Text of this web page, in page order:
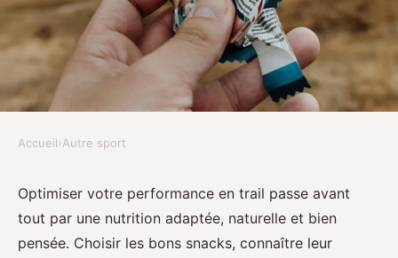
AUTRE SPORT
Nutrition trail : optimisez votre
performance en course
Accueil›Autre sport
Optimiser votre performance en trail passe avant
tout par une nutrition adaptée, naturelle et bien
pensée. Choisir les bons snacks, connaître leur